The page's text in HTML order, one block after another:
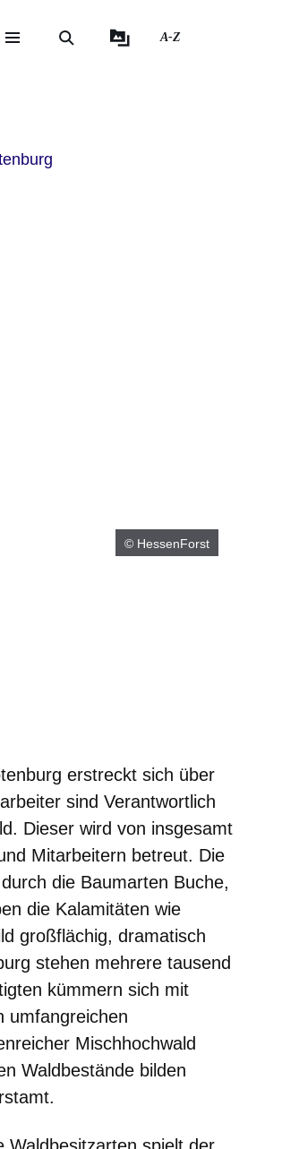
A-Z
© HessenForst
erstreckt sich über
sind Verantwortlich
Dieser wird von insgesamt
Mitarbeitern betreut. Die
die Baumarten Buche,
die Kalamitäten wie
großflächig, dramatisch
stehen mehrere tausend
kümmern sich mit
umfangreichen
Mischhochwald
Waldbestände bilden